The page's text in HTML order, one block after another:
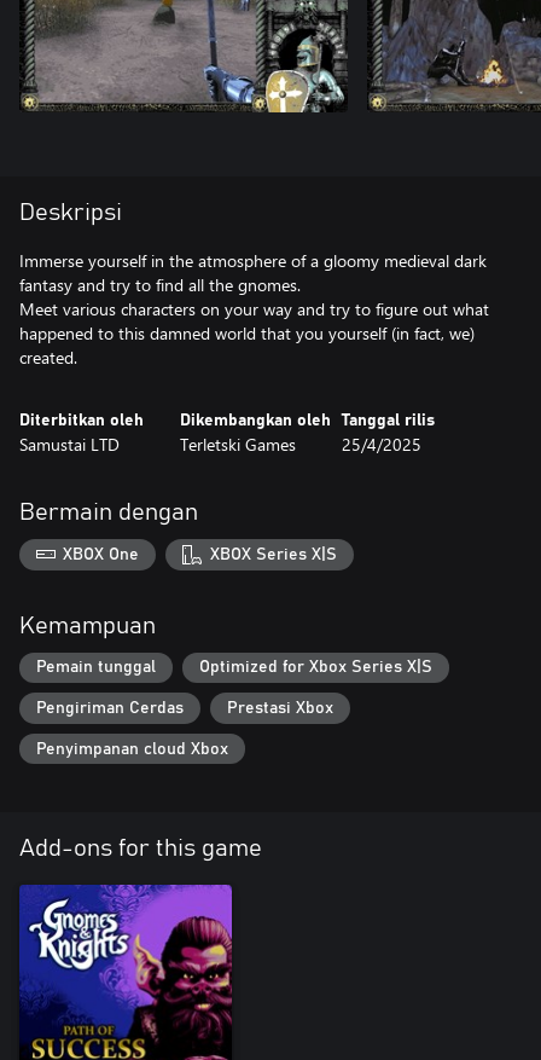
Deskripsi
Immerse yourself in the atmosphere of a gloomy medieval dark
fantasy and try to find all the gnomes.
Meet various characters on your way and try to figure out what
happened to this damned world that you yourself (in fact, we)
created.
Diterbitkan oleh
Samustai LTD
Dikembangkan oleh
Terletski Games
Tanggal rilis
25/4/2025
Bermain dengan
XBOX One XBOX Series X|S
Kemampuan
Pemain tunggal Optimized for Xbox Series X|S
Pengiriman Cerdas Prestasi Xbox
Penyimpanan cloud Xbox
Add-ons for this game